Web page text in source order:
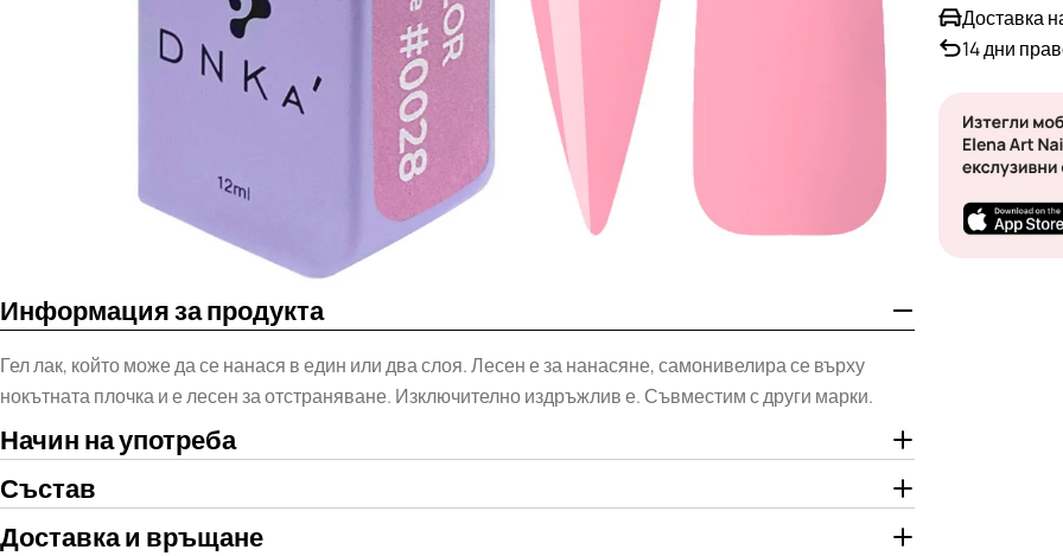
Информация за продукта
Гел лак, който може да се нанася в един или два слоя. Лесен е за нанасяне, самонивелира се върху
нокътната плочка и е лесен за отстраняване. Изключително издръжлив е. Съвместим с други марки.
Начин на употреба
Състав
Доставка и връщане
Доставка
14 дни